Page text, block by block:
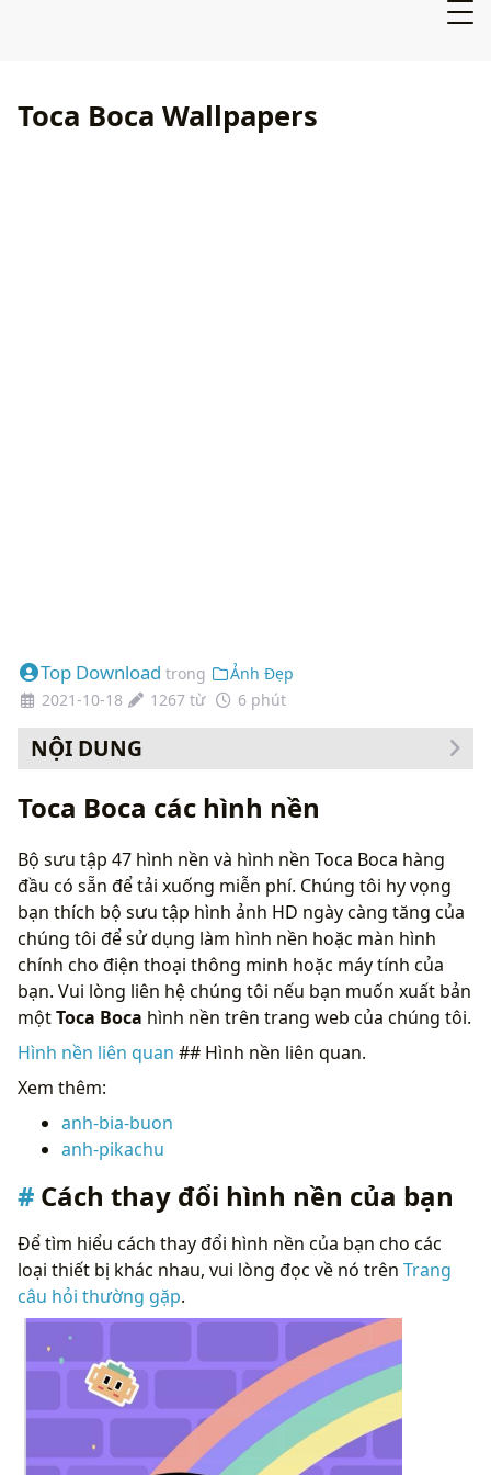
Toca Boca Wallpapers
Top Download trong
Ảnh Đẹp
2021-10-18
1267 từ 6 phút
NỘI DUNG
Toca Boca các hình nền
Bộ sưu tập 47 hình nền và hình nền Toca Boca hàng
đầu có sẵn để tải xuống miễn phí. Chúng tôi hy vọng
bạn thích bộ sưu tập hình ảnh HD ngày càng tăng của
chúng tôi để sử dụng làm hình nền hoặc màn hình
chính cho điện thoại thông minh hoặc máy tính của
bạn. Vui lòng liên hệ chúng tôi nếu bạn muốn xuất bản
mộtToca Boca hình nền trên trang web của chúng tôi.
Hình nền liên quan ## Hình nền liên quan.
Xem thêm:
anh-bia-buon
anh-pikachu
Cách thay đổi hình nền của bạn
Để tìm hiểu cách thay đổi hình nền của bạn cho các
loại thiết bị khác nhau, vui lòng đọc về nó trên Trang
câu hỏi thường gặp.